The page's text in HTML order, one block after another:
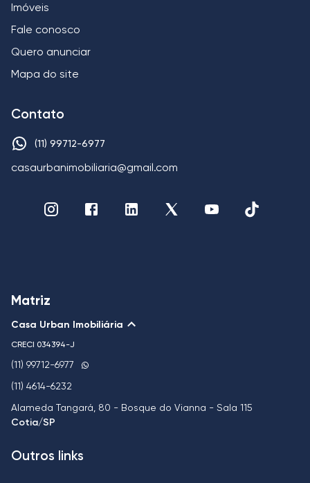
Imóveis
Fale conosco
Quero anunciar
Mapa do site
Contato
(11) 99712-6977
casaurbanimobiliaria@gmail.com
Matriz
Casa Urban Imobiliária
CRECI 034394-J
(11) 99712-6977
(11) 4614-6232
Alameda Tangará, 80 - Bosque do Vianna - Sala 115
Cotia/SP
Outros links